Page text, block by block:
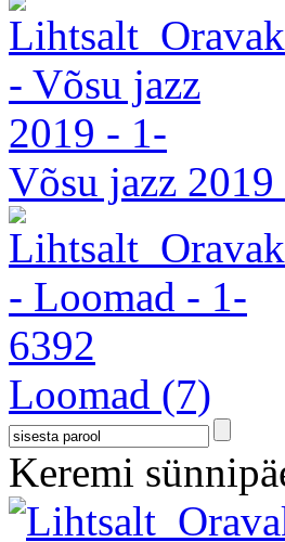
Võsu jazz 2019
Loomad (7)
Keremi